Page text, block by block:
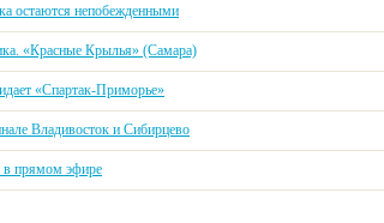
остаются непобежденными
«Красные Крылья» (Самара)
«Спартак-Приморье»
Владивосток и Сибирцево
прямом эфире